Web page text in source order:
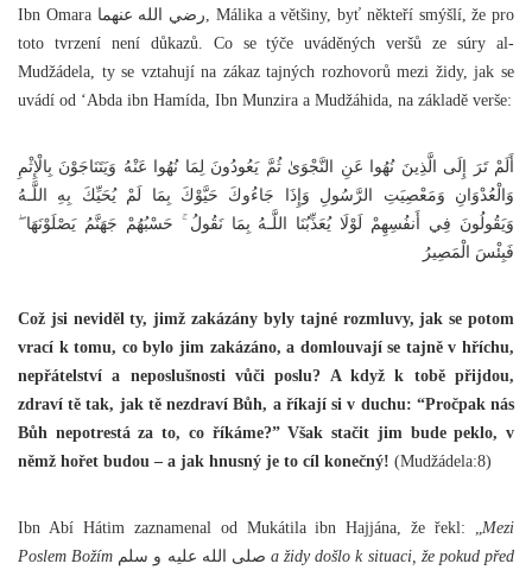
Ibn Omara رضي الله عنهما, Málika a většiny, byť někteří smýšlí, že pro
toto tvrzení není důkazů. Co se týče uváděných veršů ze súry al-
Mudžádela, ty se vztahují na zákaz tajných rozhovorů mezi židy, jak se
uvádí od ‘Abda ibn Hamída, Ibn Munzira a Mudžáhida, na základě verše:
أَلَمْ تَرَ إِلَى الَّذِينَ نُهُوا عَنِ النَّجْوَىٰ ثُمَّ يَعُودُونَ لِمَا نُهُوا عَنْهُ وَيَتَنَاجَوْنَ بِالْإِثْمِ
وَالْعُدْوَانِ وَمَعْصِيَتِ الرَّسُولِ وَإِذَا جَاءُوكَ حَيَّوْكَ بِمَا لَمْ يُحَيِّكَ بِهِ اللَّـهُ
وَيَقُولُونَ فِي أَنفُسِهِمْ لَوْلَا يُعَذِّبُنَا اللَّـهُ بِمَا نَقُولُ ۚ حَسْبُهُمْ جَهَنَّمُ يَصْلَوْنَهَا ۖ
فَبِئْسَ الْمَصِيرُ
Což jsi neviděl ty, jimž zakázány byly tajné rozmluvy, jak se potom
vrací k tomu, co bylo jim zakázáno, a domlouvají se tajně v hříchu,
nepřátelství a neposlušnosti vůči poslu? A když k tobě přijdou,
zdraví tě tak, jak tě nezdraví Bůh, a říkají si v duchu: “Pročpak nás
Bůh nepotrestá za to, co říkáme?” Však stačit jim bude peklo, v
němž hořet budou – a jak hnusný je to cíl konečný! (Mudžádela:8)
Ibn Abí Hátim zaznamenal od Mukátila ibn Hajjána, že řekl: „ Mezi
Poslem Božím
صلى الله عليه و سلمa židy došlo k situaci, že pokud před